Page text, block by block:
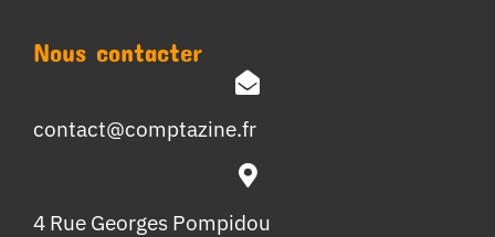
Nous contacter
contact@comptazine.fr
4 Rue Georges Pompidou